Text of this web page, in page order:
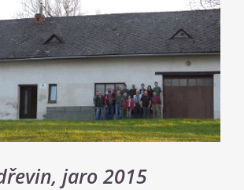
jaro 2015